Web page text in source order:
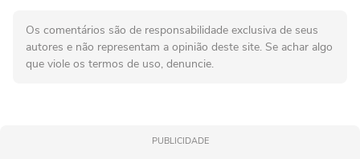
Os comentários são de responsabilidade exclusiva de seus
autores e não representam a opinião deste site. Se achar algo
que viole os termos de uso, denuncie.
PUBLICIDADE